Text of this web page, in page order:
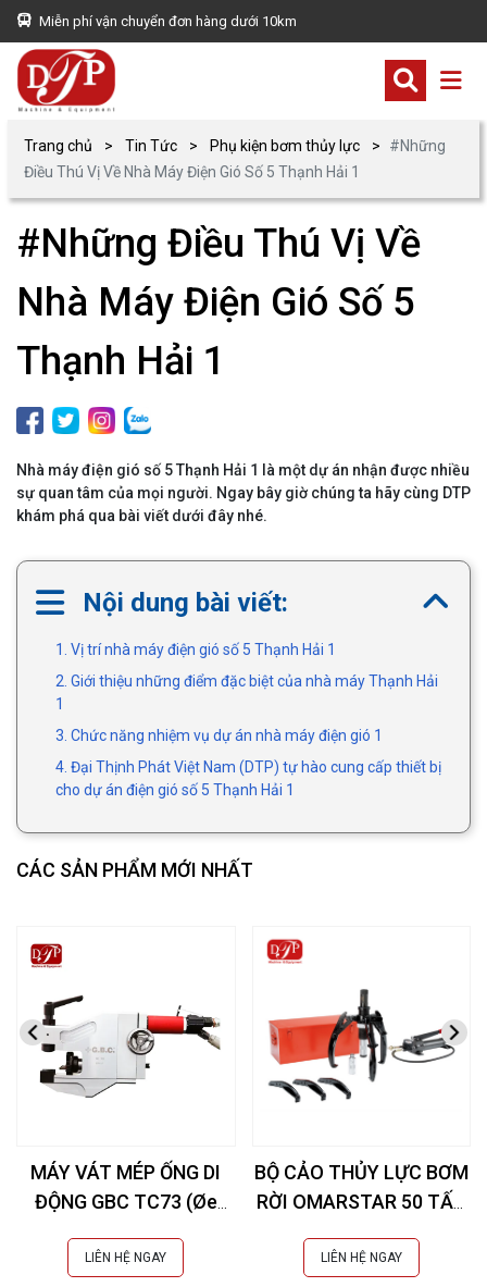
Miễn phí vận chuyển đơn hàng dưới 10km
Trang chủ Tin Tức Phụ kiện bơm thủy lực
#Những
Điều Thú Vị Về Nhà Máy Điện Gió Số 5 Thạnh Hải 1
#Những Điều Thú Vị Về
Nhà Máy Điện Gió Số 5
Thạnh Hải 1
Nhà máy điện gió số 5 Thạnh Hải 1 là một dự án nhận được nhiều
sự quan tâm của mọi người. Ngay bây giờ chúng ta hãy cùng DTP
khám phá qua bài viết dưới đây nhé.
Nội dung bài viết:
1. Vị trí nhà máy điện gió số 5 Thạnh Hải 1
2. Giới thiệu những điểm đặc biệt của nhà máy Thạnh Hải
1
3. Chức năng nhiệm vụ dự án nhà máy điện gió 1
4. Đại Thịnh Phát Việt Nam (DTP) tự hào cung cấp thiết bị
cho dự án điện gió số 5 Thạnh Hải 1
CÁC SẢN PHẨM MỚI NHẤT
MÁY VÁT MÉP ỐNG DI
ĐỘNG GBC TC73 (Øe
LIÊN HỆ NGAY
BỘ CẢO THỦY LỰC BƠM
RỜI OMARSTAR 50 TẤN
LIÊN HỆ NGAY